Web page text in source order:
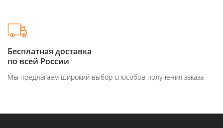
Бесплатная доставка
по всей России
Мы предлагаем широкий выбор способов получения заказа